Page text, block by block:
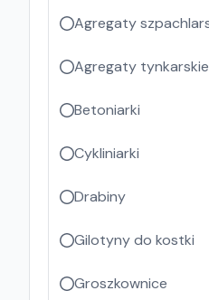
Agregaty
Agregaty tynkarskie
Betoniarki
Cykliniarki
Drabiny
Gilotyny do kostki
Groszkownice